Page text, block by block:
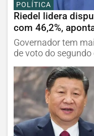
POLÍTICA
Riedel lidera
com 46,2%,
Governador tem
de voto do